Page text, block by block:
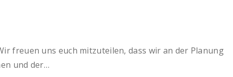
freuen uns euch mitzuteilen, dass wir an der Planung
und der…